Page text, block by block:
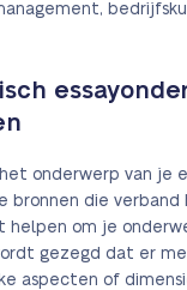
onderwerp van je
bronnen die
helpen om je
gezegd dat er
aspecten of